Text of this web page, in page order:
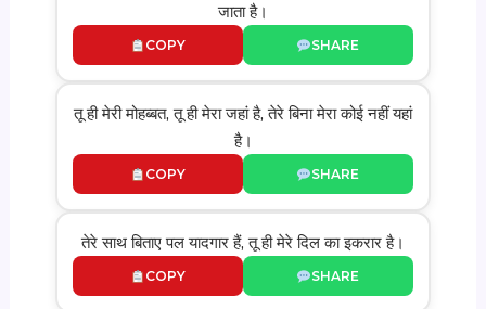
जाता है।
COPY SHARE
तू ही मेरी मोहब्बत, तू ही मेरा जहां है, तेरे बिना मेरा कोई नहीं यहां
है।
COPY SHARE
तेरे साथ बिताए पल यादगार हैं, तू ही मेरे दिल का इकरार है।
COPY SHARE